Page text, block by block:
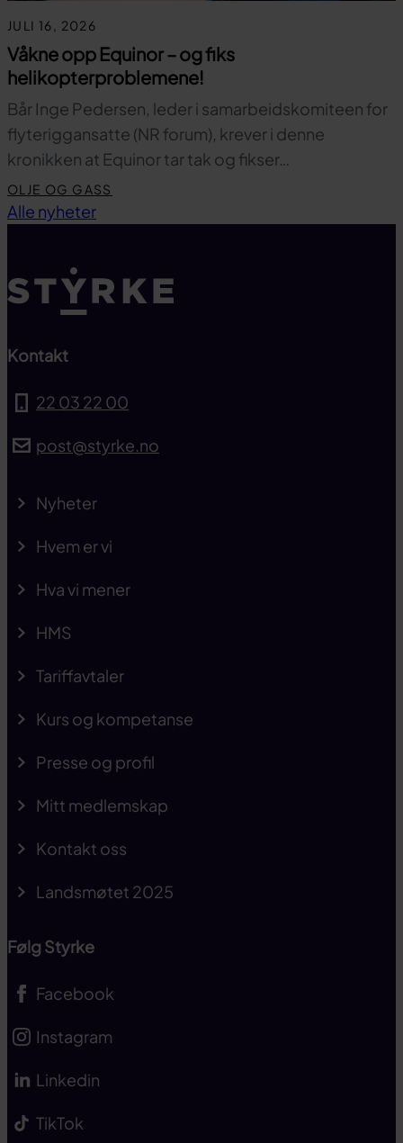
JULI 16, 2026
Våkne opp Equinor – og fiks
helikopterproblemene!
Bår Inge Pedersen, leder i samarbeidskomiteen for
flyteriggansatte (NR forum), krever i denne
kronikken at Equinor tar tak og fikser…
OLJE OG GASS
Alle nyheter
Kontakt
22 03 22 00
post@styrke.no
Nyheter
Hvem er vi
Hva vi mener
HMS
Tariffavtaler
Kurs og kompetanse
Presse og profil
Mitt medlemskap
Kontakt oss
Landsmøtet 2025
Følg Styrke
Facebook
Instagram
Linkedin
TikTok